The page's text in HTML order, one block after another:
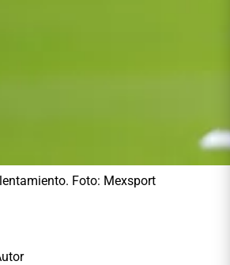
Foto: Mexsport